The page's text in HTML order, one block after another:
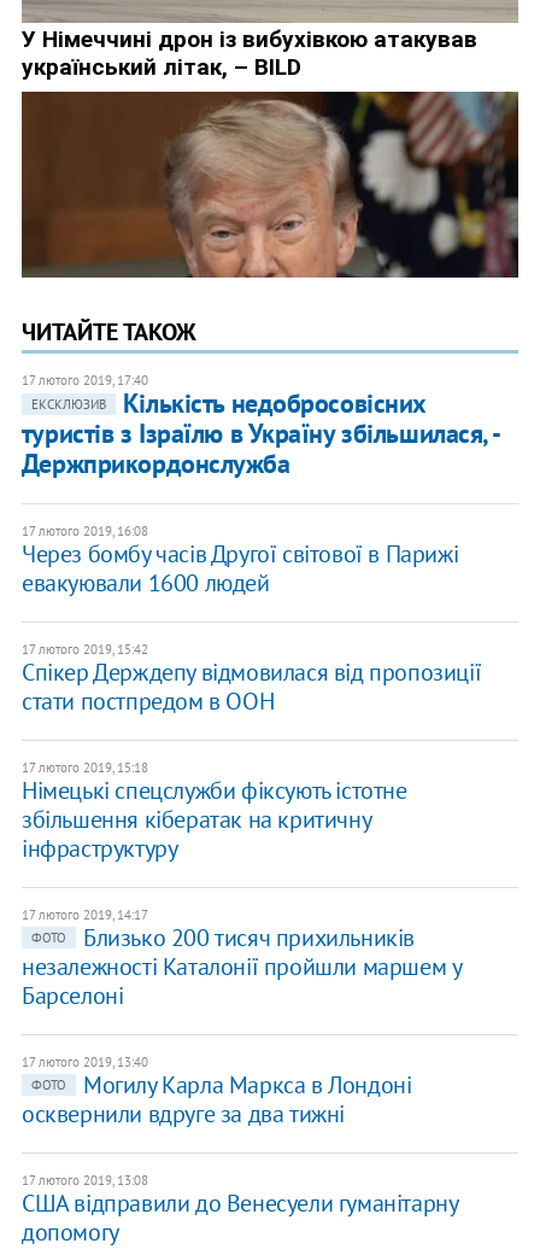
ЧИТАЙТЕ ТАКОЖ
17 лютого 2019, 17:40
ЕКСКЛЮЗИВ
Кількість недобросовісних
туристів з Ізраїлю в Україну збільшилася, -
Держприкордонслужба
17 лютого 2019, 16:08
Через бомбу часів Другої світової в Парижі
евакуювали 1600 людей
17 лютого 2019, 15:42
Спікер Держдепу відмовилася від пропозиції
стати постпредом в ООН
17 лютого 2019, 15:18
Німецькі спецслужби фіксують істотне
збільшення кібератак на критичну
інфраструктуру
17 лютого 2019, 14:17
ФОТО
Близько 200 тисяч прихильників
незалежності Каталонії пройшли маршем у
Барселоні
17 лютого 2019, 13:40
ФОТО
Могилу Карла Маркса в Лондоні
осквернили вдруге за два тижні
17 лютого 2019, 13:08
США відправили до Венесуели гуманітарну
допомогу